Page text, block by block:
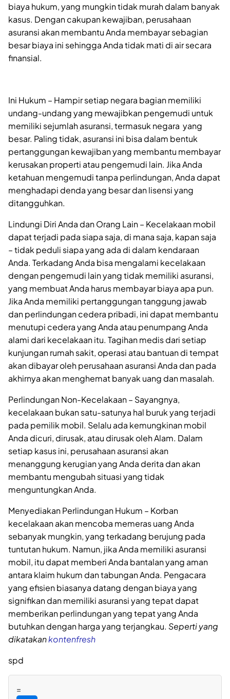
biaya hukum, yang mungkin tidak murah dalam banyak
kasus. Dengan cakupan kewajiban, perusahaan
asuransi akan membantu Anda membayar sebagian
besar biaya ini sehingga Anda tidak mati di air secara
finansial.
Ini Hukum – Hampir setiap negara bagian memiliki
undang-undang yang mewajibkan pengemudi untuk
memiliki sejumlah asuransi, termasuk negara yang
besar. Paling tidak, asuransi ini bisa dalam bentuk
pertanggungan kewajiban yang membantu membayar
kerusakan properti atau pengemudi lain. Jika Anda
ketahuan mengemudi tanpa perlindungan, Anda dapat
menghadapi denda yang besar dan lisensi yang
ditangguhkan.
Lindungi Diri Anda dan Orang Lain – Kecelakaan mobil
dapat terjadi pada siapa saja, di mana saja, kapan saja
– tidak peduli siapa yang ada di dalam kendaraan
Anda. Terkadang Anda bisa mengalami kecelakaan
dengan pengemudi lain yang tidak memiliki asuransi,
yang membuat Anda harus membayar biaya apa pun.
Jika Anda memiliki pertanggungan tanggung jawab
dan perlindungan cedera pribadi, ini dapat membantu
menutupi cedera yang Anda atau penumpang Anda
alami dari kecelakaan itu. Tagihan medis dari setiap
kunjungan rumah sakit, operasi atau bantuan di tempat
akan dibayar oleh perusahaan asuransi Anda dan pada
akhirnya akan menghemat banyak uang dan masalah.
Perlindungan Non-Kecelakaan – Sayangnya,
kecelakaan bukan satu-satunya hal buruk yang terjadi
pada pemilik mobil. Selalu ada kemungkinan mobil
Anda dicuri, dirusak, atau dirusak oleh Alam. Dalam
setiap kasus ini, perusahaan asuransi akan
menanggung kerugian yang Anda derita dan akan
membantu mengubah situasi yang tidak
menguntungkan Anda.
Menyediakan Perlindungan Hukum – Korban
kecelakaan akan mencoba memeras uang Anda
sebanyak mungkin, yang terkadang berujung pada
tuntutan hukum. Namun, jika Anda memiliki asuransi
mobil, itu dapat memberi Anda bantalan yang aman
antara klaim hukum dan tabungan Anda. Pengacara
yang efisien biasanya datang dengan biaya yang
signifikan dan memiliki asuransi yang tepat dapat
memberikan perlindungan yang tepat yang Anda
butuhkan dengan harga yang terjangkau. Seperti yang
dikatakankontenfresh
spd
=